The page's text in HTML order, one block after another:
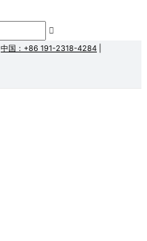
中国：+86 191-2318-4284